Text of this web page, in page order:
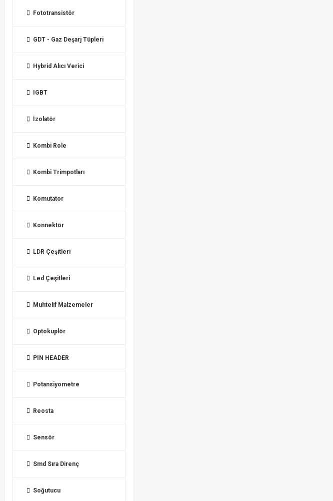
Fototransistör
GDT - Gaz Deşarj Tüpleri
Hybrid Alıcı Verici
IGBT
İzolatör
Kombi Role
Kombi Trimpotları
Komutator
Konnektör
LDR Çeşitleri
Led Çeşitleri
Muhtelif Malzemeler
Optokuplör
PIN HEADER
Potansiyometre
Reosta
Sensör
Smd Sıra Direnç
Soğutucu